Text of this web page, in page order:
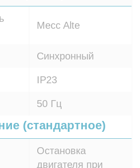
Mecc Alte
Синхронный
IP23
50 Гц
(стандартное)
Остановка
двигателя при